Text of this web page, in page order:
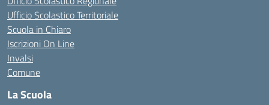
Ufficio Scolastico Territoriale
Scuola in Chiaro
Iscrizioni On Line
Invalsi
Comune
La Scuola